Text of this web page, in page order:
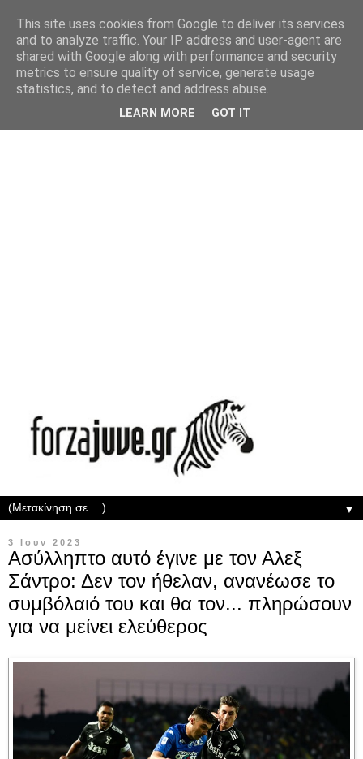
▼
3 Ιουν 2023
Ασύλληπτο αυτό έγινε με τον Αλεξ
Σάντρο: Δεν τον ήθελαν, ανανέωσε το
συμβόλαιό του και θα τον... πληρώσουν
για να μείνει ελεύθερος
This site uses cookies from Google to deliver its services
and to analyze traffic. Your IP address and user-agent are
shared with Google along with performance and security
metrics to ensure quality of service, generate usage
statistics, and to detect and address abuse.
LEARN MORE GOT IT